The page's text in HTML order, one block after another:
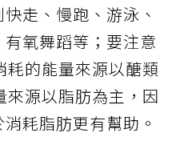
走、慢跑、游泳、
氧舞蹈等；要注意
耗的能量來源以醣類
來源以脂肪為主，因
耗脂肪更有幫助。